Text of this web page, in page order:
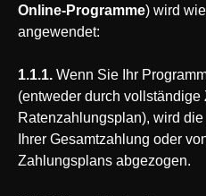
Online-Programme) wird
angewendet:
1.1.1. Wenn Sie Ihr
(entweder durch
Ratenzahlungsplan), wird
Ihrer Gesamtzahlung oder
Zahlungsplans abgezogen.